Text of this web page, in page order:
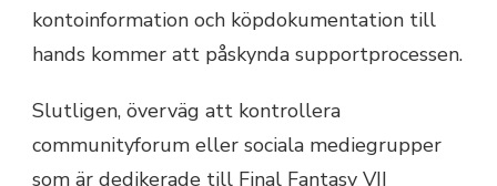
kontoinformation och köpdokumentation till
hands kommer att påskynda supportprocessen.
Slutligen, överväg att kontrollera
communityforum eller sociala mediegrupper
som är dedikerade till Final Fantasy VII